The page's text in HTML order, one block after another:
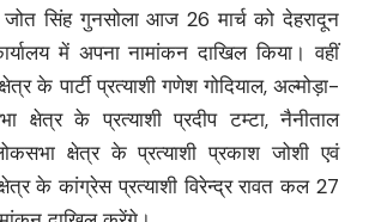
जोत सिंह गुनसोला आज 26 मार्च को देहरादून
में अपना नामांकन दाखिल किया। वहीं
के पार्टी प्रत्याशी गणेश गोदियाल, अल्मोड़ा-
क्षेत्र के प्रत्याशी प्रदीप टम्टा, नैनीताल
क्षेत्र के प्रत्याशी प्रकाश जोशी एवं
क्षेत्र के कांग्रेस प्रत्याशी विरेन्द्र रावत कल 27